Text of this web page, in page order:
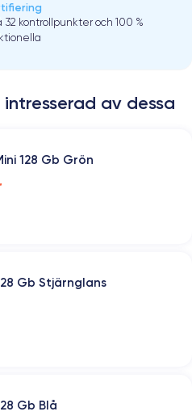
kontrollpunkter och 100 %
av dessa
128 Gb Grön
Gb Stjärnglans
Gb Blå